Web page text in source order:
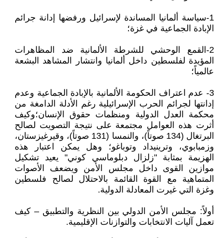
1-سياسة ألمانيا المساندة لإسرائيل ورفضها إدانة جرائم
الإبادة الجماعية في غزة؛
2-القمع الوحشي للشرطة الألمانية ضد المظاهرات
المؤيدة لفلسطين داخل ألمانيا وانتشار المشاهد البشعة
عالمياً؛
3- عدم اعتراف الحكومة الألمانية بالإبادة الجماعية وعدم
إدانتها لجرائم الحرب الإسرائيلية رغم الأدلة الدامغة من
محكمة العدل الدولية ومنظمات حقوق الإنسان؛وكيف
أثرت هذه العوامل مجتمعة على نتيجة التصويت لصالح
البرتغال (134 صوتاً)، والنمسا (131 صوتاً)، وقيرغيزستان،
وزمبابوي، وترينيداد وتوباغو؛ وهل يمكن اعتبار هذه
الهزيمة بمثابة "زلزال دبلوماسي كوني" يعيد تشكيل
موازين القوى داخل مجلس الأمن ويضعف الأصوات
المتماهية مع القوة القائمة بالاحتلال لصالح فلسطين
وغزة التي غيرت المعادلة الدولية.
أولاً: مجلس الأمن الدولي بين النظرية والتطبيق – كيف
تعمل آليات الانتخابات والتوازنات الإقليمية.